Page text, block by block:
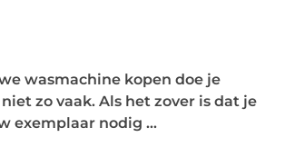
wasmachine kopen doe je
zo vaak. Als het zover is dat je
exemplaar nodig ...